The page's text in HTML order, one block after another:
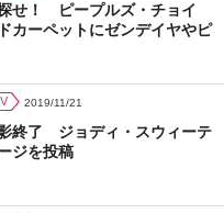
せ！ ピープルズ・チョイ
カーペットにゼンデイヤやピ
2019/11/21
影終了 ジョディ・スウィーテ
ジを投稿